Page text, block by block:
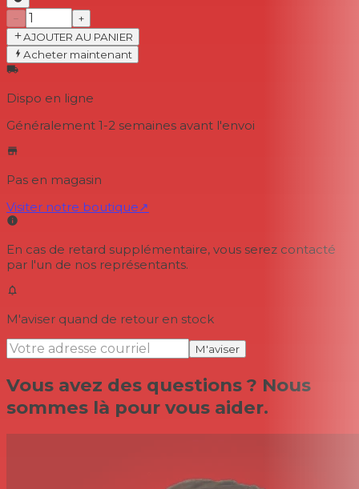
−
+
AJOUTER AU PANIER
Acheter maintenant
Dispo en ligne
Généralement 1-2 semaines avant l'envoi
Pas en magasin
Visiter notre boutique↗
En cas de retard supplémentaire, vous serez contacté
par l'un de nos représentants.
M'aviser quand de retour en stock
M'aviser
Vous avez des questions ? Nous
sommes là pour vous aider.